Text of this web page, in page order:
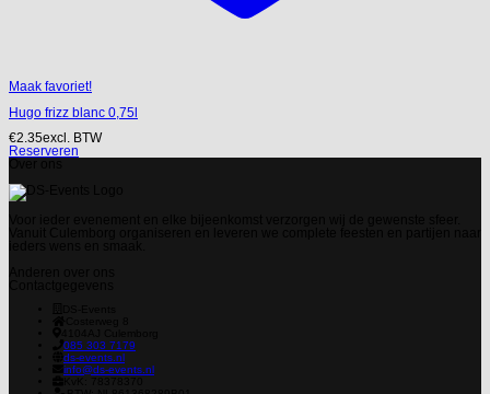
Maak favoriet!
Hugo frizz blanc 0,75l
€2.35excl. BTW
Reserveren
085 303 7179
ds-events.nl
info@ds-events.nl